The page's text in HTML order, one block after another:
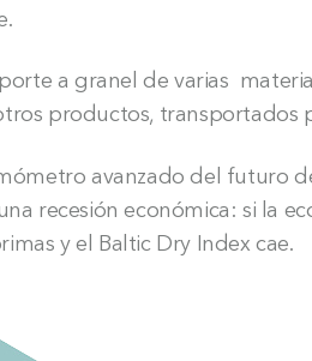
a granel de varias
productos, transportados
avanzado del futuro
recesión económica: si la
y el Baltic Dry Index cae.